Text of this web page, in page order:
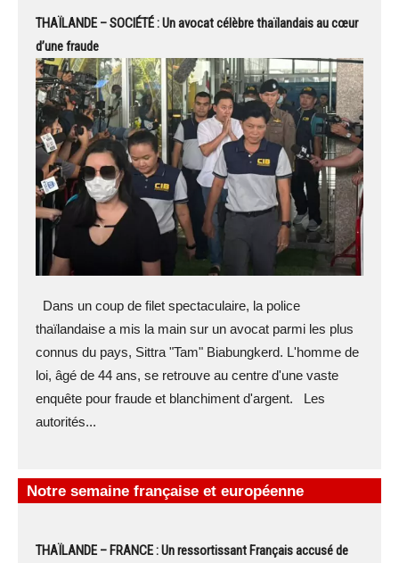
THAÏLANDE – SOCIÉTÉ : Un avocat célèbre thaïlandais au cœur
d’une fraude
Dans un coup de filet spectaculaire, la police
thaïlandaise a mis la main sur un avocat parmi les plus
connus du pays, Sittra "Tam" Biabungkerd. L'homme de
loi, âgé de 44 ans, se retrouve au centre d'une vaste
enquête pour fraude et blanchiment d'argent. Les
autorités...
Notre semaine française et européenne
THAÏLANDE – FRANCE : Un ressortissant Français accusé de